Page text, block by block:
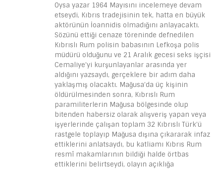
Oysa yazar 1964 Mayısını incelemeye devam
etseydi, Kıbrıs tradejisinin tek, hatta en büyük
aktörünün İoannidis olmadığını anlayacaktı.
Sözünü ettiği cenaze töreninde defnedilen
Kıbrıslı Rum polisin babasının Lefkoşa polis
müdürü olduğunu ve 21 Aralık gecesi seks işçisi
Cemaliye’yi kurşunlayanlar arasında yer
aldığını yazsaydı, gerçeklere bir adım daha
yaklaşmış olacaktı. Mağusa’da üç kişinin
öldürülmesinden sonra, Kıbrıslı Rum
paramiliterlerin Mağusa bölgesinde olup
bitenden habersiz olarak alışveriş yapan veya
işyerlerinde çalışan toplam 32 Kıbrıslı Türk’ü
rastgele toplayıp Mağusa dışına çıkararak infaz
ettiklerini anlatsaydı, bu katliamı Kıbrıs Rum
resmî makamlarının bildiği halde örtbas
ettiklerini belirtseydi, olayın açıklığa